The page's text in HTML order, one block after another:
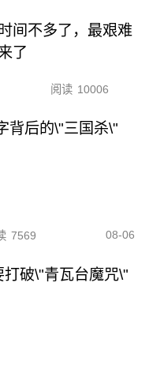
间不多了，最艰难
了
阅读 10006
背后的\"三国杀\"
7569 08-06
破\"青瓦台魔咒\"